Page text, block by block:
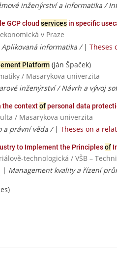
inženýrství a informatika /
GCP cloud services in specific
v Praze
Aplikovaná informatika / | Theses
Platform (Ján Špaček)
/ Masarykova univerzita
inženýrství / Návrh a vývoj
the contextofpersonal data
/ Masarykova univerzita
a právní věda / | Theses on a
to Implement the Principlesof
technologická / VŠB –
| Management kvality a řízení